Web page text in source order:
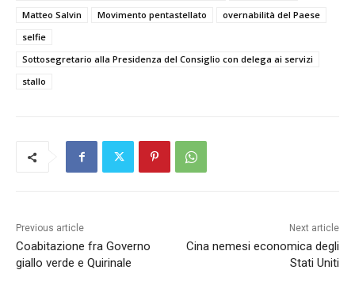
Matteo Salvin
Movimento pentastellato
overnabilità del Paese
selfie
Sottosegretario alla Presidenza del Consiglio con delega ai servizi
stallo
Previous article
Coabitazione fra Governo
giallo verde e Quirinale
Next article
Cina nemesi economica degli
Stati Uniti